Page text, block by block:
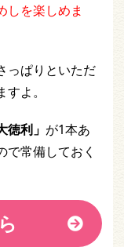
しを楽しめま
っぱりといただ
よ。
利」 が1本あ
常備しておく